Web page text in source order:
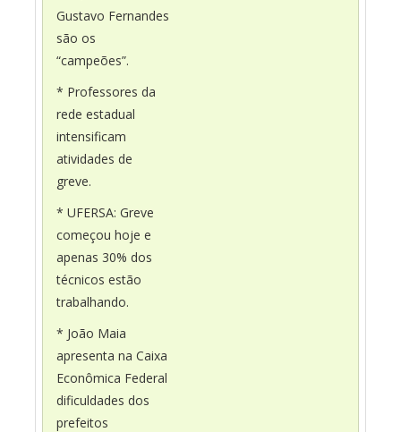
Gustavo Fernandes
são os
“campeões”.
* Professores da
rede estadual
intensificam
atividades de
greve.
* UFERSA: Greve
começou hoje e
apenas 30% dos
técnicos estão
trabalhando.
* João Maia
apresenta na Caixa
Econômica Federal
dificuldades dos
prefeitos